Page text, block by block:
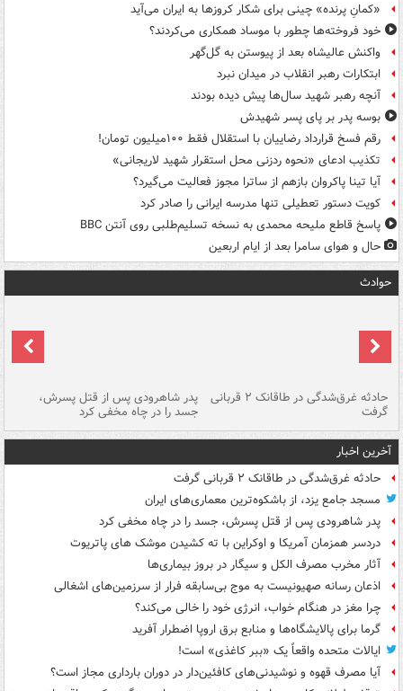
«کمانِ پرنده» چینی برای شکار کروزها به ایران می‌آید
خود فروخته‌ها چطور با موساد همکاری می‌کردند؟
واکنش عالیشاه بعد از پیوستن به گل‌گهر
ابتکارات رهبر انقلاب در میدان نبرد
آنچه رهبر شهید سال‌ها پیش دیده بودند
بوسه‌ پدر بر پای پسر شهیدش
رقم فسخ قرارداد رضاییان با استقلال فقط ۱۰۰میلیون تومان!
تکذیب ادعای «نحوه ردزنی محل استقرار شهید لاریجانی»
آیا تینا پاکروان بازهم از ساترا مجوز فعالیت می‌گیرد؟
کویت دستور تعطیلی تنها مدرسه ایرانی را صادر کرد
پاسخ قاطع ملیحه محمدی به نسخه تسلیم‌طلبی روی آنتن BBC
حال و هوای سامرا بعد از ایام اربعین
حوادث
حادثه غرق‌شدگی در طاقانک ۲ قربانی
گرفت
پدر شاهرودی پس از قتل پسرش،
جسد را در چاه مخفی کرد
آخرین اخبار
حادثه غرق‌شدگی در طاقانک ۲ قربانی گرفت
مسجد جامع یزد، از باشکوه‌ترین معماری‌های ایران
پدر شاهرودی پس از قتل پسرش، جسد را در چاه مخفی کرد
دردسر همزمان آمریکا و اوکراین با ته کشیدن موشک های پاتریوت
آثار مخرب مصرف الکل و سیگار در بروز بیماری‌ها
اذعان رسانه صهیونیست به موج بی‌سابقه فرار از سرزمین‌های اشغالی
چرا مغز در هنگام خواب، انرژی خود را خالی می‌کند؟
گرما برای پالایشگاه‌ها و منابع برق اروپا اضطرار آفرید
ایالات متحده واقعاً یک «ببر کاغذی» است!
آیا مصرف قهوه و نوشیدنی‌های کافئین‌دار در دوران بارداری مجاز است؟